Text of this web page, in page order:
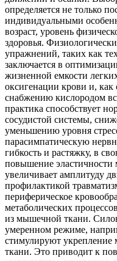
определяется не только
индивидуальными
возраст, уровень
здоровья.
упражнений, таких как
заключается в
жизненной емкости
оксигенации крови и, как
снабжению кислородом
практика способствует
сосудистой системы,
уменьшению уровня
парасимпатическую
гибкость и растяжку, в
повышение
увеличивает амплитуду
профилактикой
периферическое
метаболических
из мышечной ткани.
умеренном режиме,
стимулируют укрепление
ткани. Это приводит к